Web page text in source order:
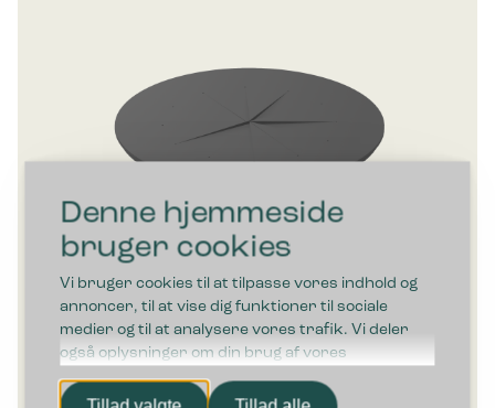
Denne hjemmeside
bruger cookies
Vi bruger cookies til at tilpasse vores indhold og
annoncer, til at vise dig funktioner til sociale
medier og til at analysere vores trafik. Vi deler
også oplysninger om din brug af vores
hjemmeside med vores partnere inden for sociale
medier, annonceringspartnere og
Bica Flaskeindkast Ø18 cm